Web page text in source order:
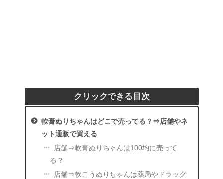
クリックできる目次
軟膏ぬりちゃんはどこで売ってる？⇒店舗やネ
ット通販で買える
店舗⇒軟膏ぬりちゃんは100均に売って
る？
店舗⇒軟こうぬりちゃんは薬局やドラッグ